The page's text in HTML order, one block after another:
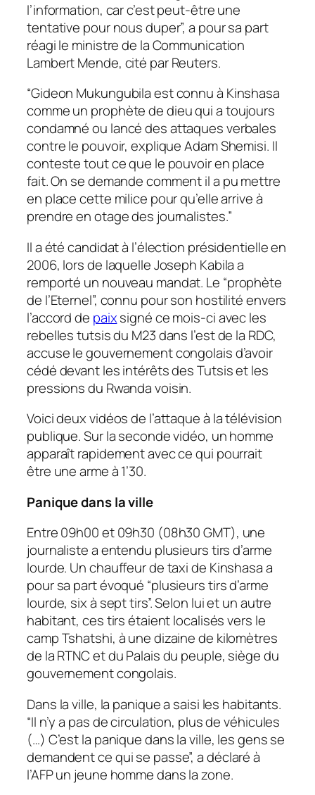
l’information, car c’est peut-être une
tentative pour nous duper”, a pour sa part
réagi le ministre de la Communication
Lambert Mende, cité par Reuters.
“Gideon Mukungubila est connu à Kinshasa
comme un prophète de dieu qui a toujours
condamné ou lancé des attaques verbales
contre le pouvoir, explique Adam Shemisi. Il
conteste tout ce que le pouvoir en place
fait. On se demande comment il a pu mettre
en place cette milice pour qu’elle arrive à
prendre en otage des journalistes.”
Il a été candidat à l’élection présidentielle en
2006, lors de laquelle Joseph Kabila a
remporté un nouveau mandat. Le “prophète
de l’Eternel”, connu pour son hostilité envers
l’accord de paixsigné ce mois-ci avec les
rebelles tutsis du M23 dans l’est de la RDC,
accuse le gouvernement congolais d’avoir
cédé devant les intérêts des Tutsis et les
pressions du Rwanda voisin.
Voici deux vidéos de l’attaque à la télévision
publique. Sur la seconde vidéo, un homme
apparaît rapidement avec ce qui pourrait
être une arme à 1’30.
Panique dans la ville
Entre 09h00 et 09h30 (08h30 GMT), une
journaliste a entendu plusieurs tirs d’arme
lourde. Un chauffeur de taxi de Kinshasa a
pour sa part évoqué “plusieurs tirs d’arme
lourde, six à sept tirs”. Selon lui et un autre
habitant, ces tirs étaient localisés vers le
camp Tshatshi, à une dizaine de kilomètres
de la RTNC et du Palais du peuple, siège du
gouvernement congolais.
Dans la ville, la panique a saisi les habitants.
“Il n’y a pas de circulation, plus de véhicules
(…) C’est la panique dans la ville, les gens se
demandent ce qui se passe”, a déclaré à
l’AFP un jeune homme dans la zone.